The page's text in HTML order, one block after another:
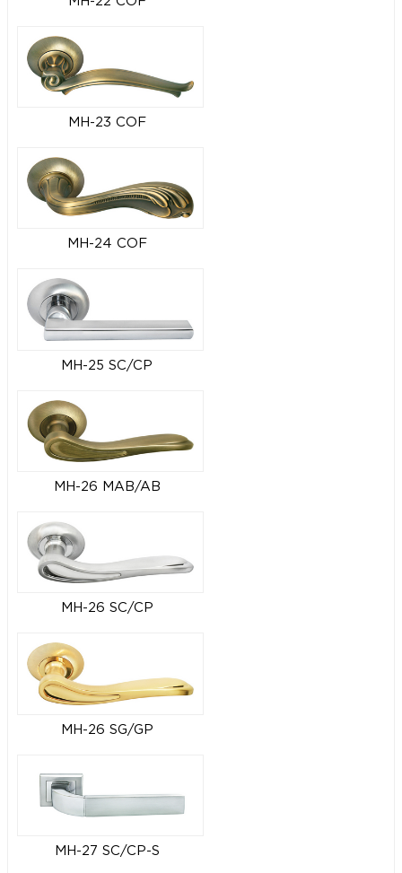
MH-23 COF
MH-24 COF
MH-25 SC/CP
MH-26 MAB/AB
MH-26 SC/CP
MH-26 SG/GP
MH-27 SC/CP-S